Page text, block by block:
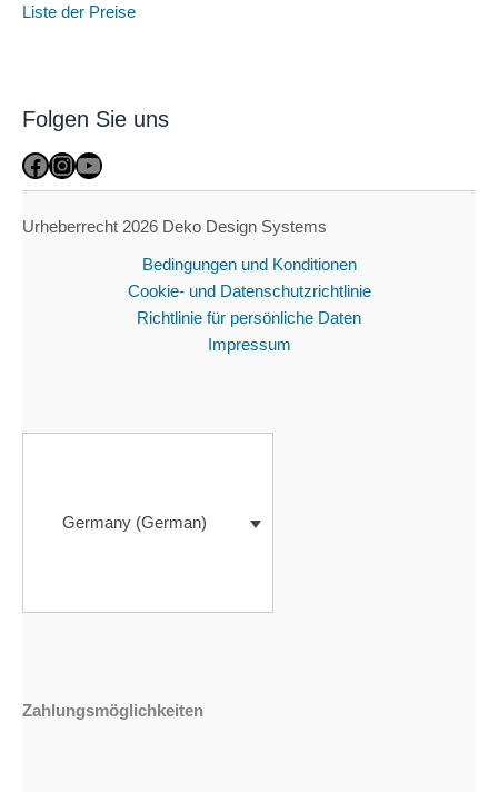
Liste der Preise
Folgen Sie uns
Facebook
Instagram
YouTube
Urheberrecht 2026 Deko Design Systems
Bedingungen und Konditionen
Cookie- und Datenschutzrichtlinie
Richtlinie für persönliche Daten
Impressum
Germany (German)
Zahlungsmöglichkeiten